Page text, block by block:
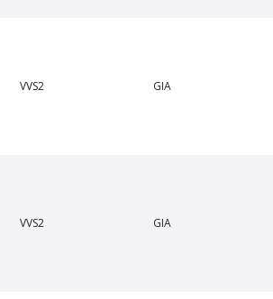
VVS2 GIA
VVS2 GIA